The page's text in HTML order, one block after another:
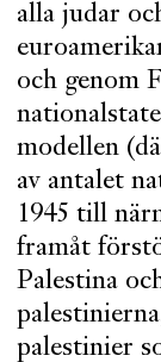
alla judar
och genom
modellen
av antalet
1945 till
framåt
Palestina
palestinier